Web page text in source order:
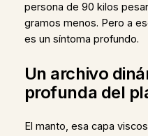
persona de 90 kilos
gramos menos. Pero a
es un síntoma profundo.
Un archivo
profunda del
El manto, esa capa